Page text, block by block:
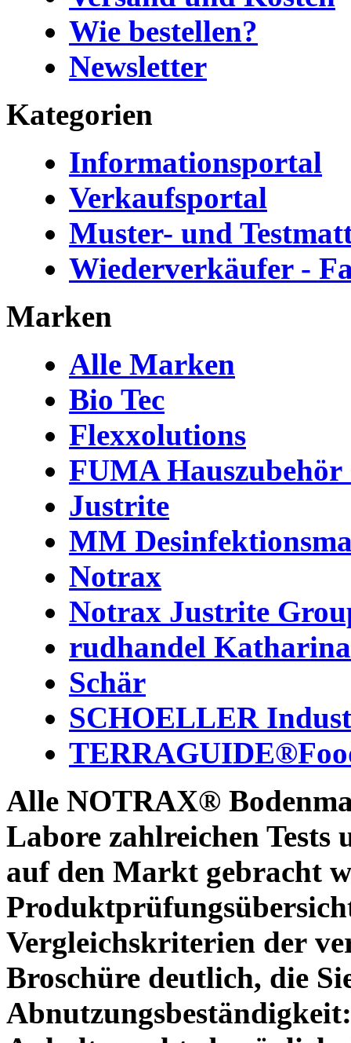
Wie bestellen?
Newsletter
Kategorien
Informationsportal
Verkaufsportal
Muster- und
Wiederverkäufer -
Marken
Alle Marken
Bio Tec
Flexxolutions
FUMA
Justrite
MM
Notrax
Notrax Justrite
rudhandel
Schär
SCHOELLER
Alle NOTRAX®
Labore zahlreichen Tests
auf den Markt gebracht
Vergleichskriterien der
Broschüre deutlich, die
Abnutzungsbeständigkeit: